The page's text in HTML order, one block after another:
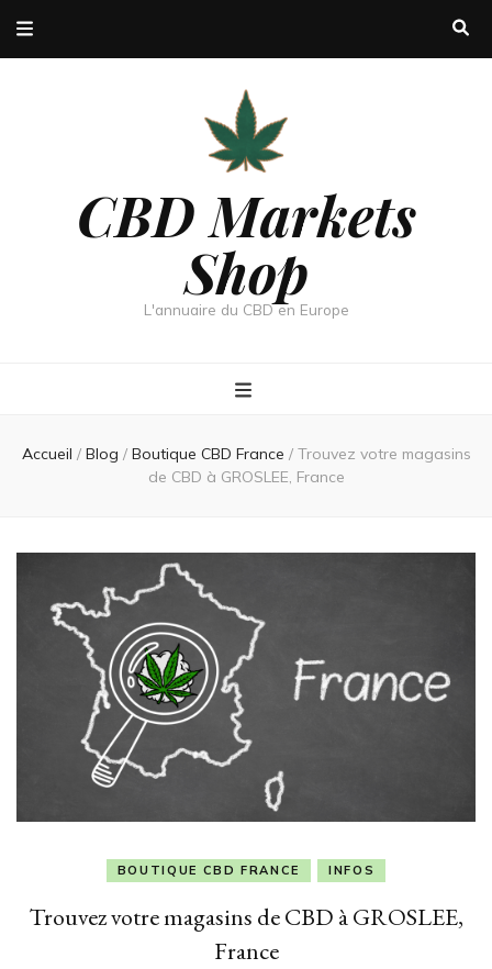
CBD Markets
Shop
L'annuaire du CBD en Europe
Accueil / Blog / Boutique CBD France / Trouvez votre magasins
de CBD à GROSLEE, France
BOUTIQUE CBD FRANCE INFOS
Trouvez votre magasins de CBD à GROSLEE,
France